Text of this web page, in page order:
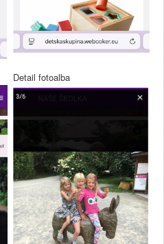
Detail fotoalba